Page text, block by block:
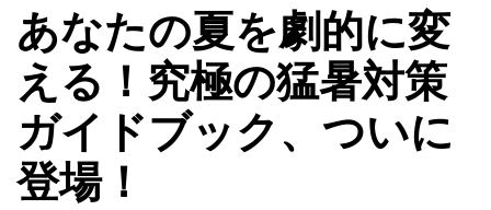
あなたの夏を劇的に変
える！究極の猛暑対策
ガイドブック、ついに
登場！